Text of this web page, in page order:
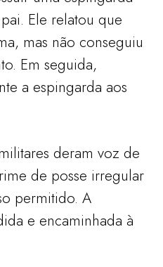
Ele relatou que
mas não conseguiu
Em seguida,
a espingarda aos
deram voz de
de posse irregular
permitido. A
e encaminhada à